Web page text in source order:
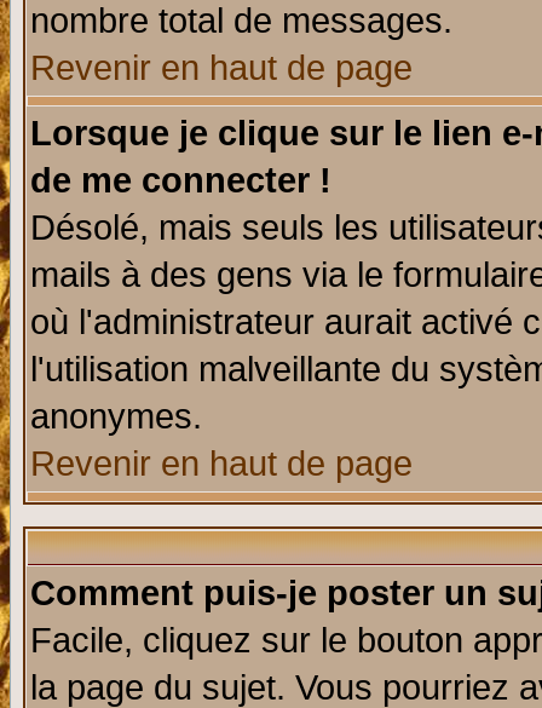
nombre total de messages.
Revenir en haut de page
Lorsque je clique sur le lien
de me connecter !
Désolé, mais seuls les
mails à des gens via le
où l'administrateur aurait activé
l'utilisation malveillante du
anonymes.
Revenir en haut de page
Comment puis-je poster un
Facile, cliquez sur le bouton
la page du sujet. Vous pourriez